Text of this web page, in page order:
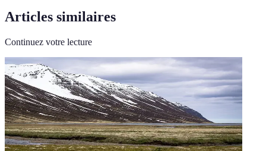
Articles similaires
Continuez votre lecture